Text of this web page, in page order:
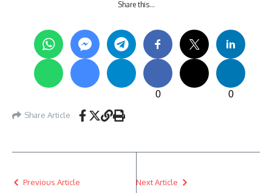
Share this…
0 0
Share Article
Previous Article Next Article